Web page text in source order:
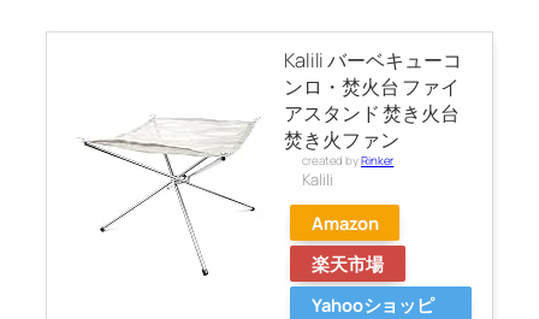
Kalili バーベキューコ
ンロ・焚火台 ファイ
アスタンド 焚き火台
焚き火ファン
created byRinker
Kalili
Amazon
楽天市場
Yahooショッピ